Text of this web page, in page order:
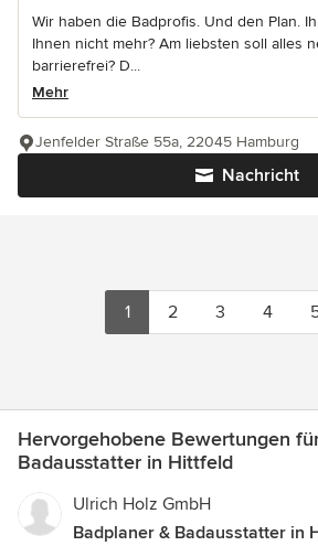
Wir haben die Badprofis. Und den Plan.
Ihnen nicht mehr? Am liebsten soll alles
barrierefrei? D...
Mehr
Nachricht
Jenfelder Straße 55a, 22045 Hamburg
1 2 3 4
Hervorgehobene Bewertungen
Badausstatter in Hittfeld
Ulrich Holz GmbH
Badplaner & Badausstatter in